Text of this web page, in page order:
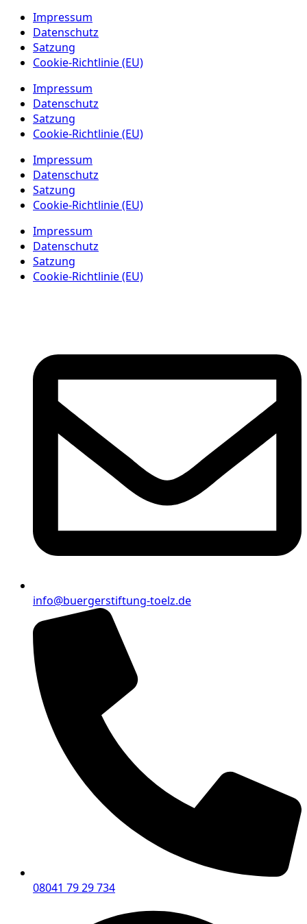
Impressum
Datenschutz
Satzung
Cookie-Richtlinie (EU)
Impressum
Datenschutz
Satzung
Cookie-Richtlinie (EU)
Impressum
Datenschutz
Satzung
Cookie-Richtlinie (EU)
Impressum
Datenschutz
Satzung
Cookie-Richtlinie (EU)
info@buergerstiftung-toelz.de
08041 79 29 734